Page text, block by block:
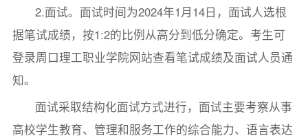
2.面试。面试时间为2024年1月14日，面试人选根
据笔试成绩，按1:2的比例从高分到低分确定。考生可
登录周口理工职业学院网站查看笔试成绩及面试人员通
知。
面试采取结构化面试方式进行，面试主要考察从事
高校学生教育、管理和服务工作的综合能力、语言表达